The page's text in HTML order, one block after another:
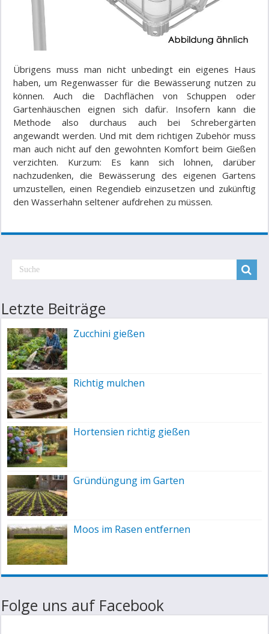
Übrigens muss man nicht unbedingt ein eigenes Haus
haben, um Regenwasser für die Bewässerung nutzen zu
können. Auch die Dachflächen von Schuppen oder
Gartenhäuschen eignen sich dafür. Insofern kann die
Methode also durchaus auch bei Schrebergärten
angewandt werden. Und mit dem richtigen Zubehör muss
man auch nicht auf den gewohnten Komfort beim Gießen
verzichten. Kurzum: Es kann sich lohnen, darüber
nachzudenken, die Bewässerung des eigenen Gartens
umzustellen, einen Regendieb einzusetzen und zukünftig
den Wasserhahn seltener aufdrehen zu müssen.
Letzte Beiträge
Zucchini gießen
Richtig mulchen
Hortensien richtig gießen
Gründüngung im Garten
Moos im Rasen entfernen
Folge uns auf Facebook